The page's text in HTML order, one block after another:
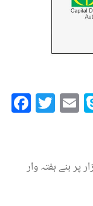
پر بنے ہفتہ وار